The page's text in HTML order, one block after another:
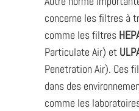
concerne les filtres à
comme les filtres
Particulate Air) et
Penetration Air). Ces
dans des
comme les